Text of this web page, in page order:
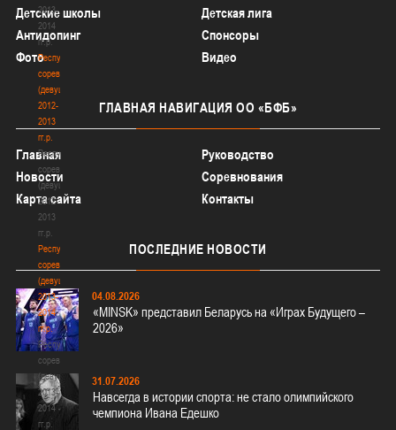
2013-
2014
гг.р.
Республиканские
соревнования
(девушки)
2012-
2013
гг.р.
Республиканские
соревнования
(девушки)
2012-
2013
гг.р.
Республиканские
соревнования
(девушки)
2013-
2014
гг.р.
Республиканские
соревнования
(девушки)
2013-
2014
гг.р.
Детские школы
Детская лига
Антидопинг
Спонсоры
Фото
Видео
ГЛАВНАЯ НАВИГАЦИЯ ОО «БФБ»
Главная
Руководство
Новости
Соревнования
Карта сайта
Контакты
ПОСЛЕДНИЕ НОВОСТИ
04.08.2026
«MINSK» представил Беларусь на «Играх Будущего –
2026»
31.07.2026
Навсегда в истории спорта: не стало олимпийского
чемпиона Ивана Едешко